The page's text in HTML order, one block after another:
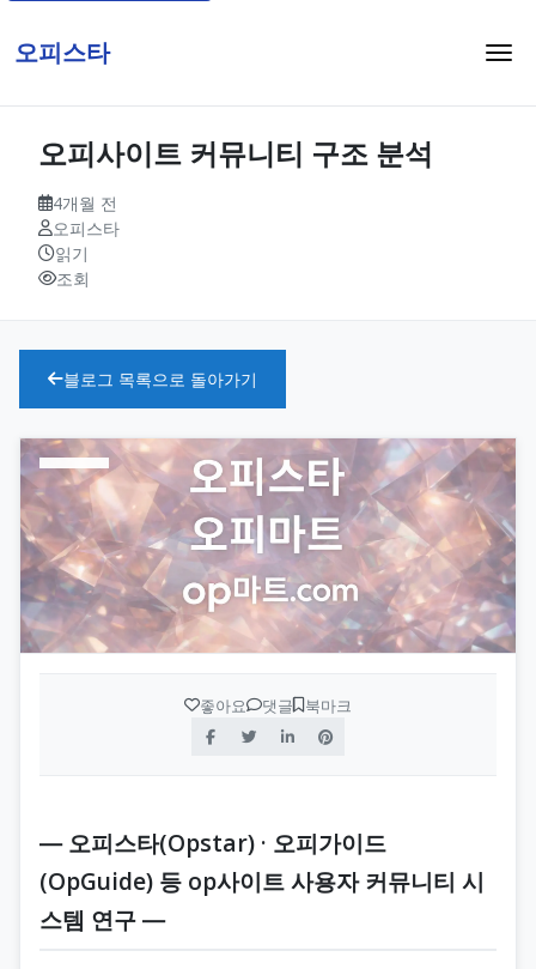
오피스타
오피사이트 커뮤니티 구조 분석
4개월 전
오피스타
읽기
조회
블로그 목록으로 돌아가기
좋아요 댓글 북마크
― 오피스타(Opstar) · 오피가이드
(OpGuide) 등 op사이트 사용자 커뮤니티 시
스템 연구 ―